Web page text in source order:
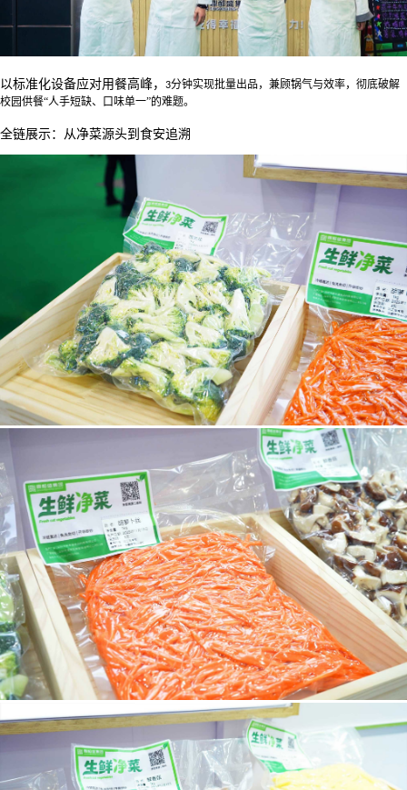
以标准化设备应对用餐高峰， 3分钟实现批量出品， 兼顾锅气与效率， 彻底破解
校园供餐“人手短缺、口味单一”的难题。
全链展示：从净菜源头到食安追溯